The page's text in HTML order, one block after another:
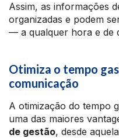
Assim, as informações
organizadas e podem
— a qualquer hora e de
Otimiza o tempo
comunicação
A otimização do tempo
uma das maiores
de gestão, desde